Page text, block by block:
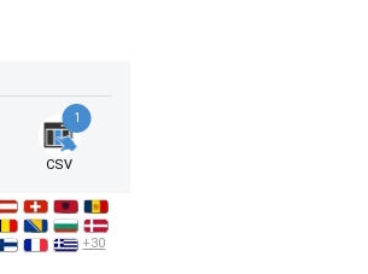
1
CSV
+30